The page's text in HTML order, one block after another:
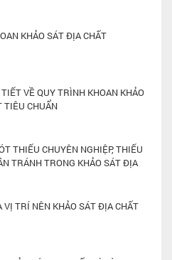
KHẢO SÁT ĐỊA CHẤT
VỀ QUY TRÌNH KHOAN KHẢO
TIÊU CHUẨN
THIẾU CHUYÊN NGHIỆP, THIẾU
TRÁNH TRONG KHẢO SÁT ĐỊA
TRÍ NÊN KHẢO SÁT ĐỊA CHẤT